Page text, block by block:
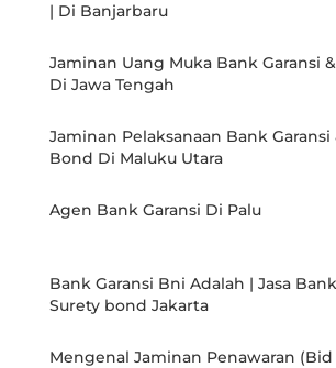
| Di Banjarbaru
Jaminan Uang Muka Bank Garansi
Di Jawa Tengah
Jaminan Pelaksanaan Bank Garansi
Bond Di Maluku Utara
Agen Bank Garansi Di Palu
Bank Garansi Bni Adalah | Jasa
Surety bond Jakarta
Mengenal Jaminan Penawaran